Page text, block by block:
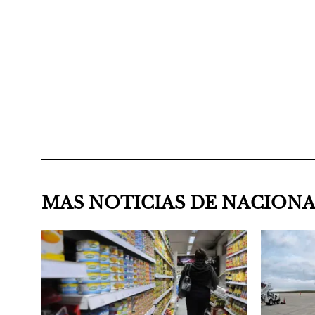
MAS NOTICIAS DE